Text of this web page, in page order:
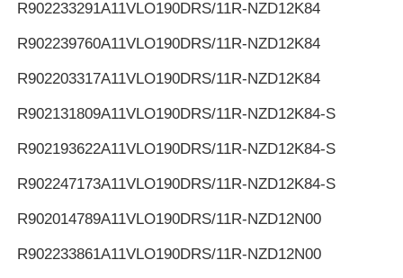
R902233291A11VLO190DRS/11R-NZD12K84
R902239760A11VLO190DRS/11R-NZD12K84
R902203317A11VLO190DRS/11R-NZD12K84
R902131809A11VLO190DRS/11R-NZD12K84-S
R902193622A11VLO190DRS/11R-NZD12K84-S
R902247173A11VLO190DRS/11R-NZD12K84-S
R902014789A11VLO190DRS/11R-NZD12N00
R902233861A11VLO190DRS/11R-NZD12N00